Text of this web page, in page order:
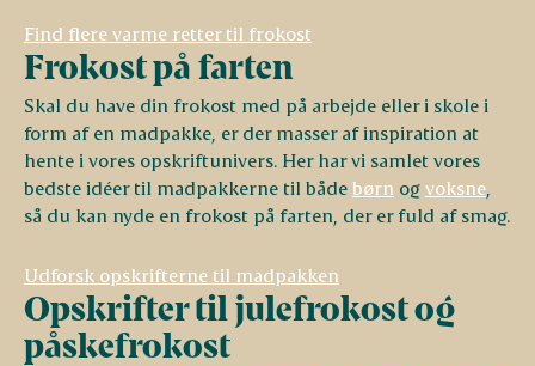
Find flere varme retter til frokost
Frokost på farten
Skal du have din frokost med på arbejde eller i skole i
form af en madpakke, er der masser af inspiration at
hente i vores opskriftunivers. Her har vi samlet vores
bedste idéer til madpakkerne til både børn og voksne,
så du kan nyde en frokost på farten, der er fuld af smag.
Udforsk opskrifterne til madpakken
Opskrifter til julefrokost og
påskefrokost